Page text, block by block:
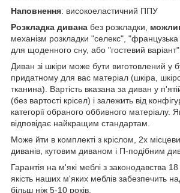
Наповнення: високоеластичний ППУ
Розкладка дивана без розкладки,
механізм розкладки "селекс",
для щоденного сну, або "гостевий варіант".
Диван зі шкіри може бути виготовлений у
придатному для вас матеріал (шкіра,
тканина). Вартість вказана за диван у
(без вартості крісел) і залежить від
категорії обраного оббивного матеріалу.
відповідає найкращим стандартам.
Може йти в комплекті з кріслом, 2х
диванів, кутовим диваном і П-подібним
Гарантія на м'які меблі з законодавства
якість наших м'яких меблів забезпечить
більш ніж 5-10 років.